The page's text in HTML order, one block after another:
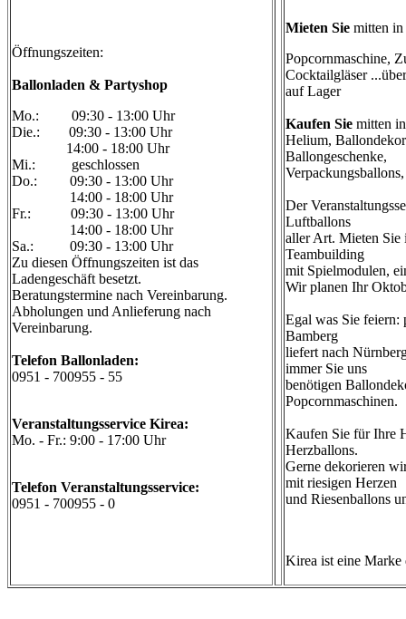
Öffnungszeiten:
Ballonladen & Partyshop
Mo.: 09:30 - 13:00 Uhr
Die.: 09:30 - 13:00 Uhr
14:00 - 18:00 Uhr
Mi.: geschlossen
Do.: 09:30 - 13:00 Uhr
14:00 - 18:00 Uhr
Fr.: 09:30 - 13:00 Uhr
14:00 - 18:00 Uhr
Sa.: 09:30 - 13:00 Uhr
Zu diesen Öffnungszeiten ist das
Ladengeschäft besetzt.
Beratungstermine nach Vereinbarung.
Abholungen und Anlieferung nach
Vereinbarung.
Telefon Ballonladen:
0951 - 700955 - 55
Veranstaltungsservice Kirea:
Mo. - Fr.: 9:00 - 17:00 Uhr
Telefon Veranstaltungsservice:
0951 - 700955 - 0
Mieten Sie mitten in
Popcornmaschine,
Cocktailgläser
auf Lager
Kaufen Sie mitten
Helium,
Ballongeschenke,
Der
Luftballons
aller Art. Mieten Sie
Teambuilding
mit Spielmodulen,
Wir planen Ihr
Egal was Sie feiern:
Bamberg
liefert nach
immer Sie uns
benötigen
Popcornmaschinen.
Kaufen Sie für Ihre
Herzballons.
Gerne dekorieren
mit riesigen Herzen
und Riesenballons
Kirea ist eine